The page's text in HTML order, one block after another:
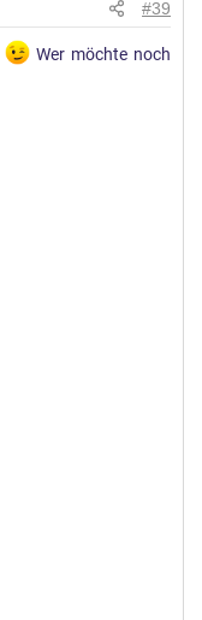
#39
Wer möchte noch